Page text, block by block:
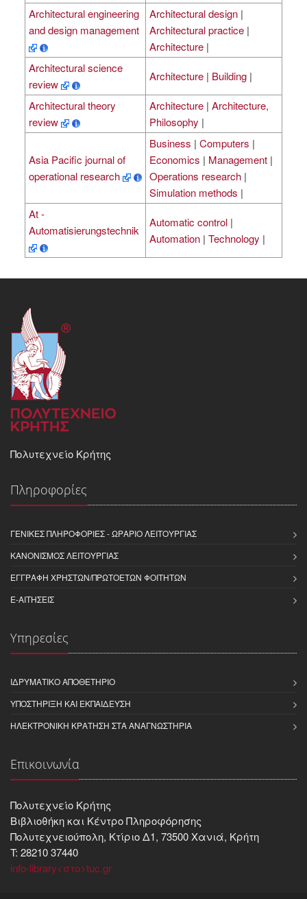
Architectural engineering
and design management
Architectural design |
Architectural practice |
Architecture |
Architectural science
review
Architecture | Building |
Architectural theory
review
Architecture | Architecture,
Philosophy |
Asia Pacific journal of
operational research
Business | Computers |
Economics | Management |
Operations research |
Simulation methods |
At -
Automatisierungstechnik
Automatic control |
Automation | Technology |
Πολυτεχνείο Κρήτης
Πληροφορίες
ΓΕΝΙΚΈΣ ΠΛΗΡΟΦΟΡΊΕΣ - ΩΡΆΡΙΟ ΛΕΙΤΟΥΡΓΊΑΣ
ΚΑΝΟΝΙΣΜΌΣ ΛΕΙΤΟΥΡΓΊΑΣ
ΕΓΓΡΑΦΉ ΧΡΗΣΤΏΝ/ΠΡΩΤΟΕΤΏΝ ΦΟΙΤΗΤΏΝ
E-ΑΙΤΉΣΕΙΣ
Υπηρεσίες
ΙΔΡΥΜΑΤΙΚΌ ΑΠΟΘΕΤΉΡΙΟ
ΥΠΟΣΤΉΡΙΞΗ ΚΑΙ ΕΚΠΑΊΔΕΥΣΗ
ΗΛΕΚΤΡΟΝΙΚΉ ΚΡΆΤΗΣΗ ΣΤΑ ΑΝΑΓΝΩΣΤΉΡΙΑ
Επικοινωνία
Πολυτεχνείο Κρήτης
Βιβλιοθήκη και Kέντρο Πληροφόρησης
Πολυτεχνειούπολη, Κτίριο Δ1, 73500 Χανιά, Κρήτη
T: 28210 37440
info-library<στο>tuc.gr